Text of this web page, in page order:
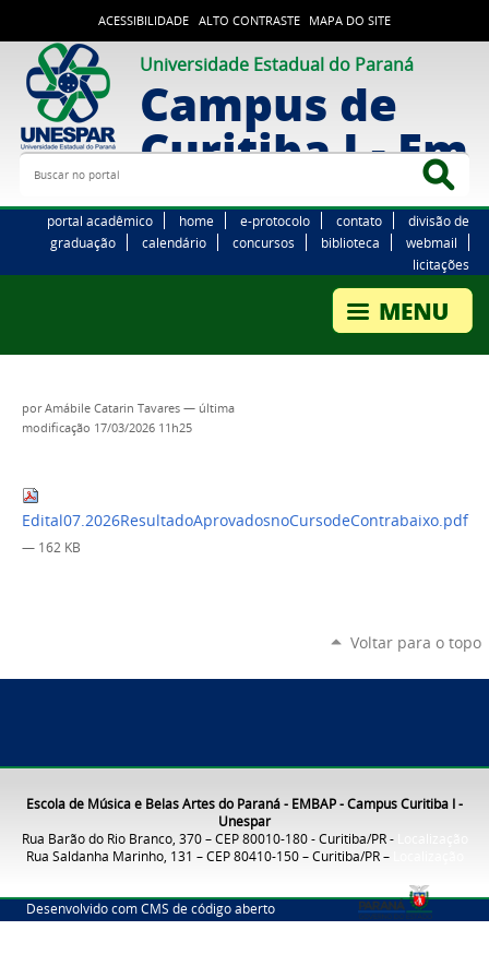
ACESSIBILIDADE ALTO CONTRASTE MAPA DO SITE
Universidade Estadual do Paraná
Campus de
Curitiba I -
Buscar no portal
portal acadêmico home e-protocolo contato
divisão de
graduação
calendário concursos biblioteca
webmail
licitações
porAmábile Catarin Tavares — última
modificação 17/03/2026 11h25
Edital07.2026ResultadoAprovadosnoCursodeContrabaixo.pdf
— 162 KB
Voltar para o topo
Escola de Música e Belas Artes do Paraná - EMBAP - Campus Curitiba I -
Unespar
Rua Barão do Rio Branco, 370 – CEP 80010-180 - Curitiba/PR -
Rua Saldanha Marinho, 131 – CEP 80410-150 – Curitiba/PR –
Desenvolvido com CMS de código aberto